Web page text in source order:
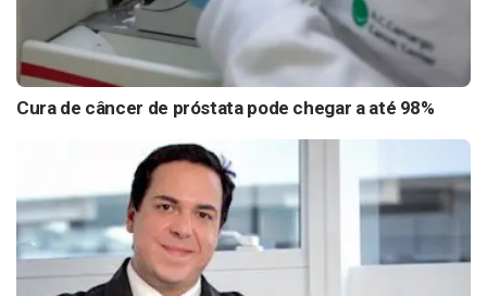
Cura de câncer de próstata pode chegar a até 98%